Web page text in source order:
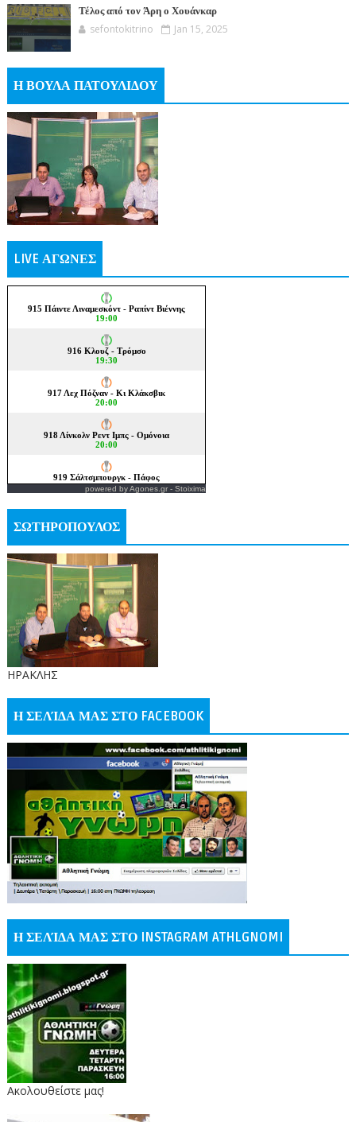
Τέλος από τον Άρη ο Χουάνκαρ
sefontokitrino Jan 15, 2025
Η ΒΟΥΛΑ ΠΑΤΟΥΛΙΔΟΥ
LIVE ΑΓΩΝΕΣ
powered byAgones.gr- Stoixima
ΣΩΤΗΡΟΠΟΥΛΟΣ
ΗΡΑΚΛΗΣ
Η ΣΕΛΊΔΑ ΜΑΣ ΣΤΟ FACEBOOK
Η ΣΕΛΊΔΑ ΜΑΣ ΣΤΟ INSTAGRAM ATHLGNOMI
Ακολουθείστε μας!